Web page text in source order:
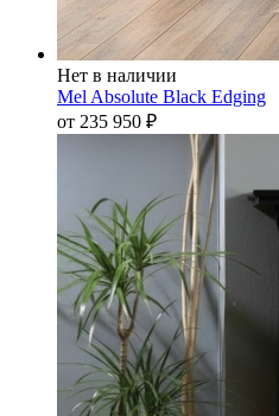
Нет в наличии
Mel Absolute Black Edging
от 235 950 ₽